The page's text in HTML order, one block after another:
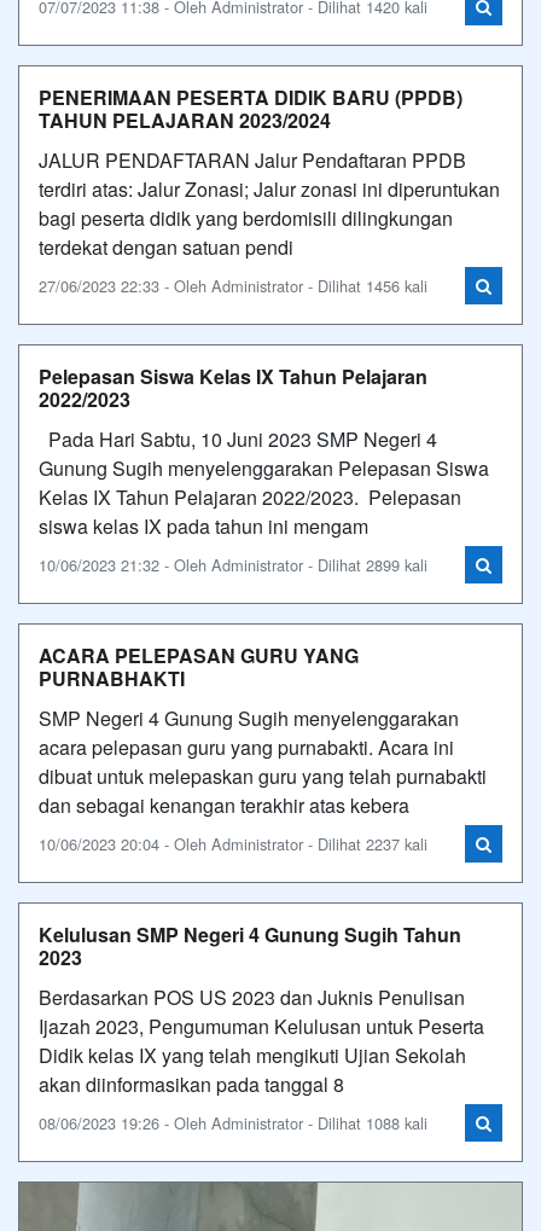
07/07/2023 11:38 - Oleh Administrator - Dilihat 1420 kali
PENERIMAAN PESERTA DIDIK BARU (PPDB)
TAHUN PELAJARAN 2023/2024
JALUR PENDAFTARAN Jalur Pendaftaran PPDB
terdiri atas: Jalur Zonasi; Jalur zonasi ini diperuntukan
bagi peserta didik yang berdomisili dilingkungan
terdekat dengan satuan pendi
27/06/2023 22:33 - Oleh Administrator - Dilihat 1456 kali
Pelepasan Siswa Kelas IX Tahun Pelajaran
2022/2023
Pada Hari Sabtu, 10 Juni 2023 SMP Negeri 4
Gunung Sugih menyelenggarakan Pelepasan Siswa
Kelas IX Tahun Pelajaran 2022/2023. Pelepasan
siswa kelas IX pada tahun ini mengam
10/06/2023 21:32 - Oleh Administrator - Dilihat 2899 kali
ACARA PELEPASAN GURU YANG
PURNABHAKTI
SMP Negeri 4 Gunung Sugih menyelenggarakan
acara pelepasan guru yang purnabakti. Acara ini
dibuat untuk melepaskan guru yang telah purnabakti
dan sebagai kenangan terakhir atas kebera
10/06/2023 20:04 - Oleh Administrator - Dilihat 2237 kali
Kelulusan SMP Negeri 4 Gunung Sugih Tahun
2023
Berdasarkan POS US 2023 dan Juknis Penulisan
Ijazah 2023, Pengumuman Kelulusan untuk Peserta
Didik kelas IX yang telah mengikuti Ujian Sekolah
akan diinformasikan pada tanggal 8
08/06/2023 19:26 - Oleh Administrator - Dilihat 1088 kali